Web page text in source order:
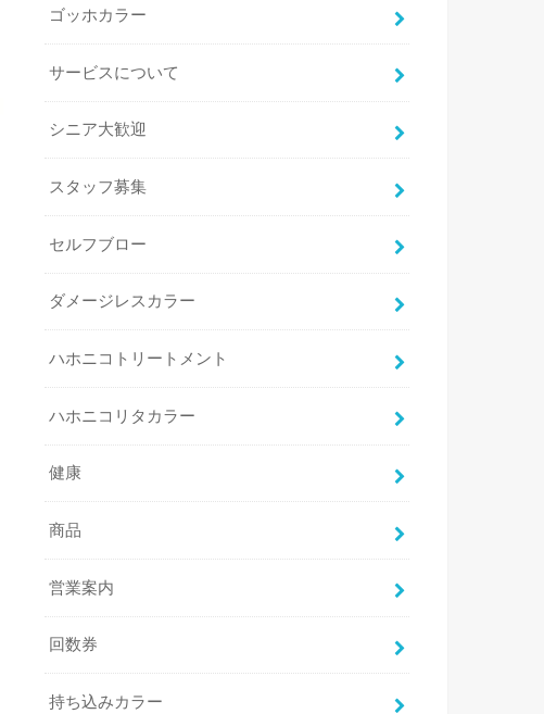
ゴッホカラー
サービスについて
シニア大歓迎
スタッフ募集
セルフブロー
ダメージレスカラー
ハホニコトリートメント
ハホニコリタカラー
健康
商品
営業案内
回数券
持ち込みカラー